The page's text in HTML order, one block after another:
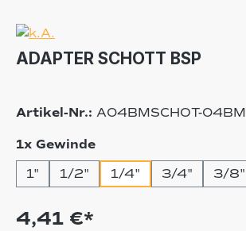
ADAPTER SCHOTT BSP
Artikel-Nr.: A04BMSCHOT-04BM
1x Gewindeauswählen
1"
1/2" 1/4" 3/4" 3/8"
4,41 €*